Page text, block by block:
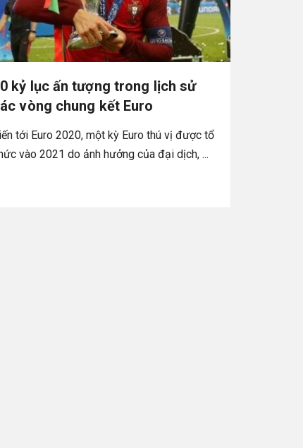
kỷ lục ấn tượng trong lịch sử
vòng chung kết Euro
tới Euro 2020, một kỳ Euro thú vị được tổ
vào 2021 do ảnh hưởng của đại dịch, ...